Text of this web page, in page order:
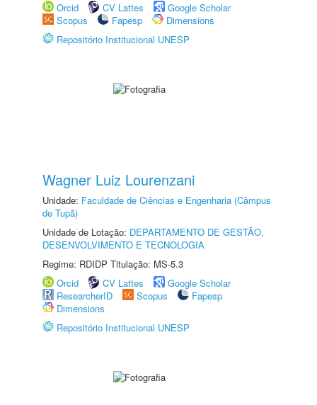
Orcid
CV Lattes
Google Scholar
Scopus
Fapesp
Dimensions
Repositório Institucional UNESP
Wagner Luiz Lourenzani
Unidade: Faculdade de Ciências e Engenharia (Câmpus
de Tupã)
Unidade de Lotação: DEPARTAMENTO DE GESTÃO,
DESENVOLVIMENTO E TECNOLOGIA
Regime: RDIDP Titulação: MS-5.3
Orcid
CV Lattes
Google Scholar
ResearcherID
Scopus
Fapesp
Dimensions
Repositório Institucional UNESP